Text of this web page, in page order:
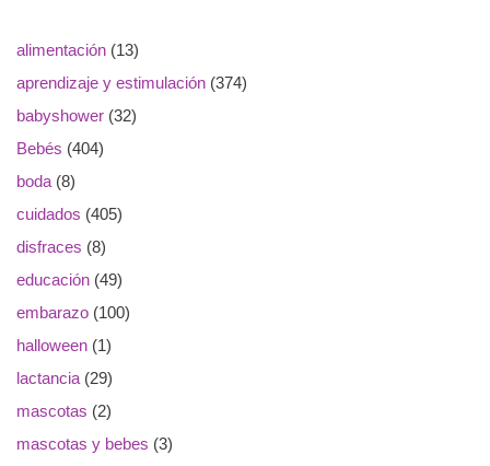
alimentación (13)
aprendizaje y estimulación (374)
babyshower (32)
Bebés (404)
boda (8)
cuidados (405)
disfraces (8)
educación (49)
embarazo (100)
halloween (1)
lactancia (29)
mascotas (2)
mascotas y bebes (3)